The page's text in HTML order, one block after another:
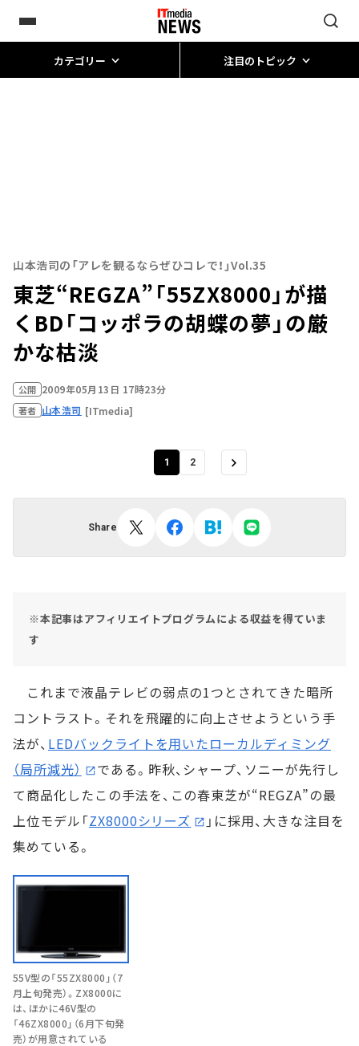
カテゴリー 注目のトピック
山本浩司の「アレを観るならぜひコレで！」Vol.35
東芝“REGZA”「55ZX8000」が描
くBD「コッポラの胡蝶の夢」の厳
かな枯淡
公開 2009年05月13日 17時23分
著者 山本浩司 [ITmedia]
1 2
Share
※本記事はアフィリエイトプログラムによる収益を得ていま
す
これまで液晶テレビの弱点の1つとされてきた暗所
コントラスト。それを飛躍的に向上させようという手
法が、 LEDバックライトを用いたローカルディミング
（局所減光）
である。昨秋、シャープ、ソニーが先行し
て商品化したこの手法を、この春東芝が“REGZA”の最
上位モデル「ZX8000シリーズ
」に採用、大きな注目を
集めている。
55V型の「55ZX8000」（7
月上旬発売）。ZX8000に
は、ほかに46V型の
「46ZX8000」（6月下旬発
売）が用意されている